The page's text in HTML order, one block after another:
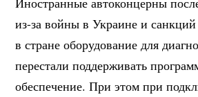
из-за войны в Украине и санкций
в стране оборудование для
перестали поддерживать
обеспечение. При этом при